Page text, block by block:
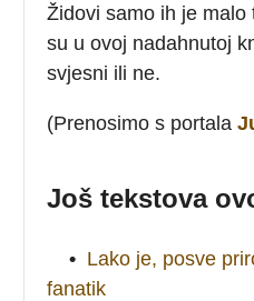
Židovi samo ih je malo
su u ovoj nadahnutoj
svjesni ili ne.
(Prenosimo s portala
Još tekstova
• Lako je, posve
fanatik